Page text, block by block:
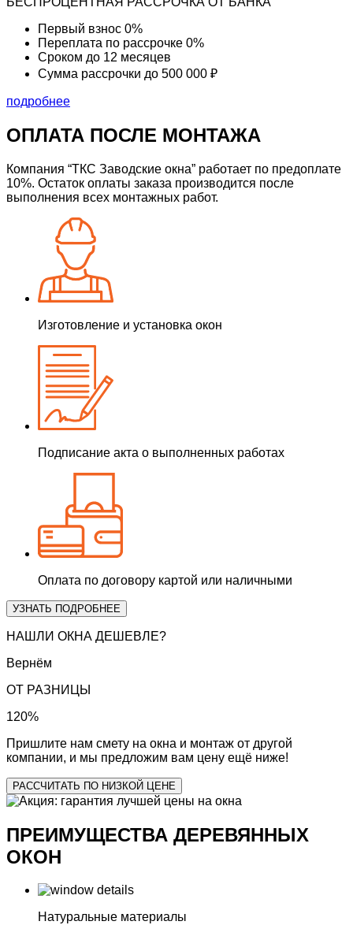
Первый взнос 0%
Переплата по рассрочке 0%
Сроком до 12 месяцев
Сумма рассрочки до 500 000 ₽
подробнее
ОПЛАТА ПОСЛЕ МОНТАЖА
Компания “ТКС Заводские окна” работает по предоплате
10%. Остаток оплаты заказа производится после
выполнения всех монтажных работ.
Изготовление и установка окон
Подписание акта о выполненных работах
Оплата по договору картой или наличными
УЗНАТЬ ПОДРОБНЕЕ
НАШЛИ ОКНА ДЕШЕВЛЕ?
Вернём
ОТ РАЗНИЦЫ
120%
Пришлите нам смету на окна и монтаж от другой
компании, и мы предложим вам цену ещё ниже!
РАССЧИТАТЬ ПО НИЗКОЙ ЦЕНЕ
ПРЕИМУЩЕСТВА ДЕРЕВЯННЫХ
ОКОН
Натуральные материалы